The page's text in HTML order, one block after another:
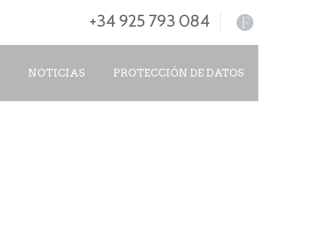
F
+34 925 793 084
NOTICIAS PROTECCIÓN DE DATOS